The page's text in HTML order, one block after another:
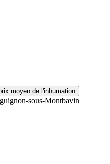
moyen de l'inhumation
sous-Montbavin